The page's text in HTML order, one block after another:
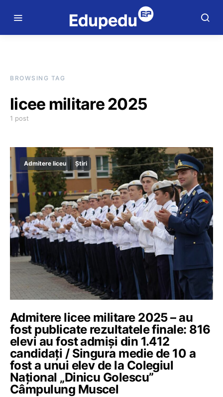
BROWSING TAG
licee militare 2025
1 post
Admitere liceu Știri
Admitere licee militare 2025 – au
fost publicate rezultatele finale: 816
elevi au fost admiși din 1.412
candidați / Singura medie de 10 a
fost a unui elev de la Colegiul
Național „Dinicu Golescu”
Câmpulung Muscel